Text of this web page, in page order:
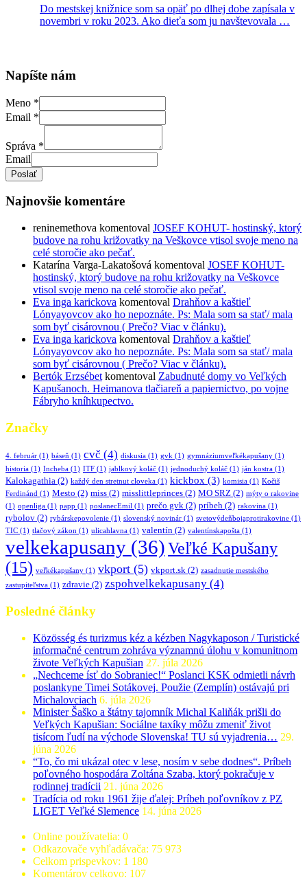
Do mestskej knižnice som sa opäť po dlhej dobe zapísala v
novembri v roku 2023. Ako dieťa som ju navštevovala …
Napíšte nám
Meno *
Email *
Správa *
Email
Poslať
Najnovšie komentáre
reninemethova komentoval JOSEF KOHUT- hostinský, ktorý
budove na rohu križovatky na Veškovce vtisol svoje meno na
celé storočie ako pečať.
Katarína Varga-Lakatošová komentoval JOSEF KOHUT-
hostinský, ktorý budove na rohu križovatky na Veškovce
vtisol svoje meno na celé storočie ako pečať.
Eva inga karickova komentoval Drahňov a kaštieľ
Lónyayovcov ako ho nepoznáte. Ps: Mala som sa stať/ mala
som byť cisárovnou ( Prečo? Viac v článku).
Eva inga karickova komentoval Drahňov a kaštieľ
Lónyayovcov ako ho nepoznáte. Ps: Mala som sa stať/ mala
som byť cisárovnou ( Prečo? Viac v článku).
Bertók Erzsébet komentoval Zabudnuté domy vo Veľkých
Kapušanoch. Heimanova tlačiareň a papiernictvo, po vojne
Fábryho kníhkupectvo.
Značky
4. február (1) báseň (1) cvč (4) diskusia (1) gvk (1) gymnáziumveľkékapušany (1)
historia (1) Incheba (1) ITF (1) jablkový koláč (1) jednoduchý koláč (1) ján kostra (1)
Kalokagathia (2) každý den stretnut cloveka (1) kickbox (3) komisia (1) Kočiš
Ferdinánd (1) Mesto (2) miss (2) misslittleprinces (2) MO SRZ (2) mýty o rakovine
(1) openliga (1) papp (1) poslanecEmil (1) prečo gvk (2) príbeh (2) rakovina (1)
rybolov (2) rybárskepovolenie (1) slovenský novinár (1) svetovýdeňbojaprotirakovine (1)
TIC (1) tlačový zákon (1) ulicahlavna (1) valentín (2) valentínskapošta (1)
velkekapusany (36)Veľké Kapušany
(15) veľkékapušany (1) vkport (5) vkport.sk (2) zasadnutie mestského
zastupiteľstva (1) zdravie (2) zspohvelkekapusany (4)
Posledné články
Közösség és turizmus kéz a kézben Nagykaposon / Turistické
informačné centrum zohráva významnú úlohu v komunitnom
živote Veľkých Kapušian 27. júla 2026
„Nechceme ísť do Sobraniec!“ Poslanci KSK odmietli návrh
poslankyne Timei Sotákovej. Použie (Zemplín) ostávajú pri
Michalovciach 6. júla 2026
Minister Šaško a štátny tajomník Michal Kaliňák prišli do
Veľkých Kapušian: Sociálne taxíky môžu zmeniť život
tisícom ľudí na východe Slovenska! TU sú vyjadrenia… 29.
júna 2026
“To, čo mi ukázal otec v lese, nosím v sebe dodnes“. Príbeh
poľovného hospodára Zoltána Szaba, ktorý pokračuje v
rodinnej tradícii 21. júna 2026
Tradícia od roku 1961 žije ďalej: Príbeh poľovníkov z PZ
LIGET Veľké Slemence 14. júna 2026
Online používatelia: 0
Odkazovače vyhľadávača: 75 973
Celkom prispevkov: 1 180
Komentárov celkovo: 107